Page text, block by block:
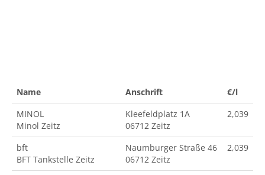
Name Anschrift
€/l
MINOL
Minol Zeitz
Kleefeldplatz 1A
06712 Zeitz
2,039
bft
BFT Tankstelle Zeitz
Naumburger Straße 46
06712 Zeitz
2,039